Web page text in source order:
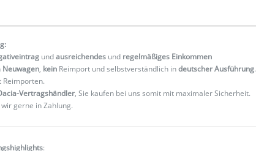
undausreichendes und regelmäßiges Einkommen
Neuwagen, kein Reimport und selbstverständlich indeutscher Ausführung.
Reimporten.
Vertragshändler, Sie kaufen bei uns somit mit maximaler Sicherheit.
gerne in Zahlung.
: